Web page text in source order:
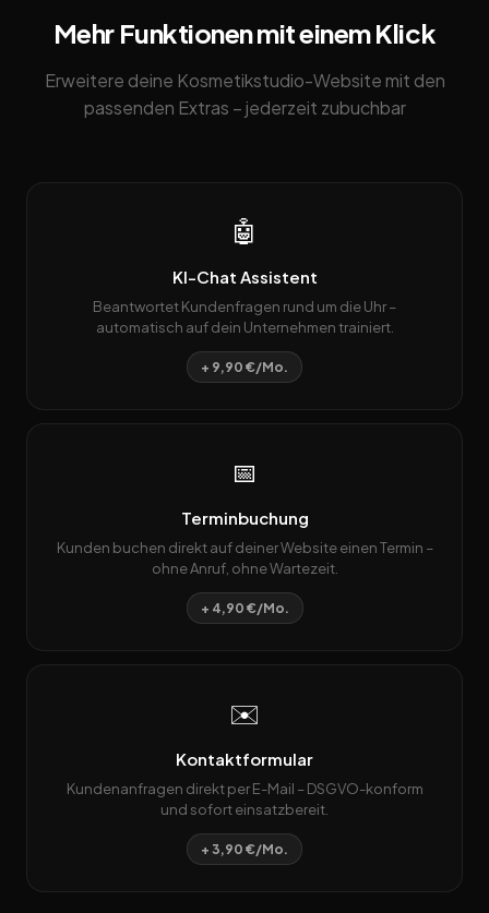
Mehr Funktionen mit einem Klick
Erweitere deine Kosmetikstudio-Website mit den
passenden Extras – jederzeit zubuchbar
🤖
KI-Chat Assistent
Beantwortet Kundenfragen rund um die Uhr –
automatisch auf dein Unternehmen trainiert.
+ 9,90 €/Mo.
📅
Terminbuchung
Kunden buchen direkt auf deiner Website einen Termin –
ohne Anruf, ohne Wartezeit.
+ 4,90 €/Mo.
✉️
Kontaktformular
Kundenanfragen direkt per E-Mail – DSGVO-konform
und sofort einsatzbereit.
+ 3,90 €/Mo.